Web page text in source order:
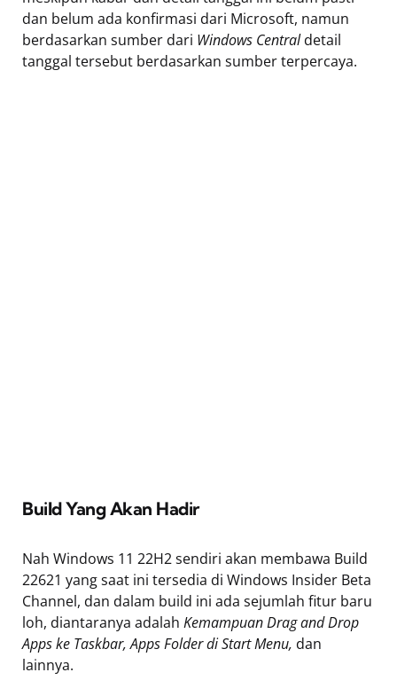
dan belum ada konfirmasi dari Microsoft, namun
berdasarkan sumber dari Windows Centraldetail
tanggal tersebut berdasarkan sumber terpercaya.
Build Yang Akan Hadir
Nah Windows 11 22H2 sendiri akan membawa Build
22621 yang saat ini tersedia di Windows Insider Beta
Channel, dan dalam build ini ada sejumlah fitur baru
loh, diantaranya adalah Kemampuan Drag and Drop
Apps ke Taskbar, Apps Folder di Start Menu, dan
lainnya.